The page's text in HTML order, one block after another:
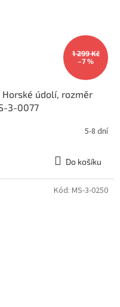
1 299 Kč
–7 %
údolí, rozměr
3-0077
5-8 dní
Do košíku
Kód: MS-3-0250